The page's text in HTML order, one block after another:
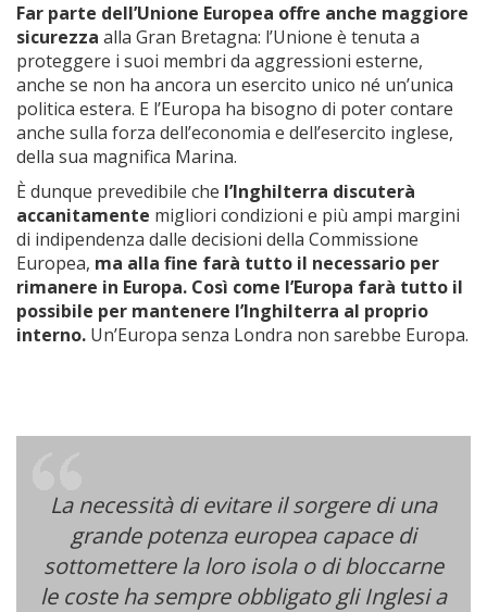
Far parte dell’Unione Europea offre anche maggiore
sicurezza alla Gran Bretagna: l’Unione è tenuta a
proteggere i suoi membri da aggressioni esterne,
anche se non ha ancora un esercito unico né un’unica
politica estera. E l’Europa ha bisogno di poter contare
anche sulla forza dell’economia e dell’esercito inglese,
della sua magnifica Marina.
È dunque prevedibile che l’Inghilterra discuterà
accanitamente migliori condizioni e più ampi margini
di indipendenza dalle decisioni della Commissione
Europea, ma alla fine farà tutto il necessario per
rimanere in Europa. Così come l’Europa farà tutto il
possibile per mantenere l’Inghilterra al proprio
interno. Un’Europa senza Londra non sarebbe Europa.
La necessità di evitare il sorgere di una
grande potenza europea capace di
sottomettere la loro isola o di bloccarne
le coste ha sempre obbligato gli Inglesi a